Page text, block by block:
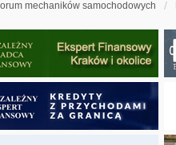
mechaników samochodowych